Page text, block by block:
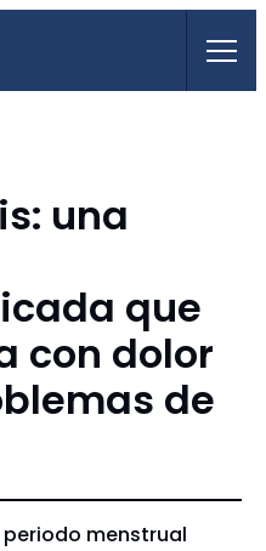
una
que
con dolor
de
menstrual